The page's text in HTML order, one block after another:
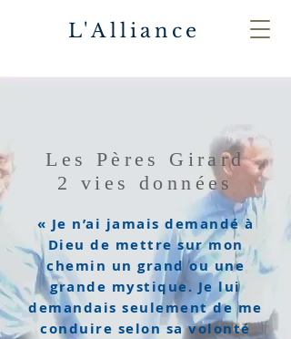
L'Alliance
Les Pères Girard
2 vies données
« Je n’ai jamais demandé à
Dieu de mettre sur mon
chemin un grand ou une
grande mystique. Je lui
demandais seulement de me
conduire selon sa volonté